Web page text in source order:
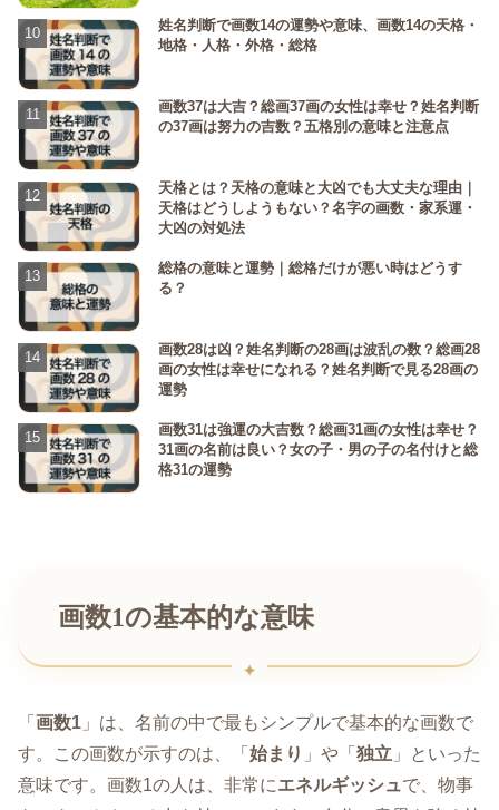
姓名判断で画数14の運勢や意味、画数14の天格・
地格・人格・外格・総格
画数37は大吉？総画37画の女性は幸せ？姓名判断
の37画は努力の吉数？五格別の意味と注意点
天格とは？天格の意味と大凶でも大丈夫な理由｜
天格はどうしようもない？名字の画数・家系運・
大凶の対処法
総格の意味と運勢｜総格だけが悪い時はどうす
る？
画数28は凶？姓名判断の28画は波乱の数？総画28
画の女性は幸せになれる？姓名判断で見る28画の
運勢
画数31は強運の大吉数？総画31画の女性は幸せ？
31画の名前は良い？女の子・男の子の名付けと総
格31の運勢
画数1の基本的な意味
「 画数1 」は、名前の中で最もシンプルで基本的な画数で
す。この画数が示すのは、「 始まり 」や「 独立 」といった
意味です。画数1の人は、非常にエネルギッシュで、物事